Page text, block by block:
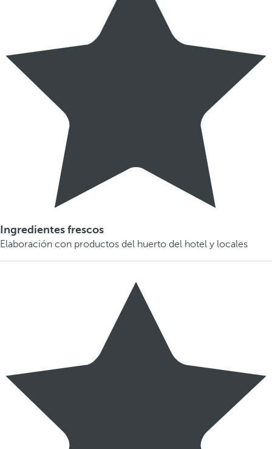
Ingredientes frescos
Elaboración con productos del huerto del hotel y locales